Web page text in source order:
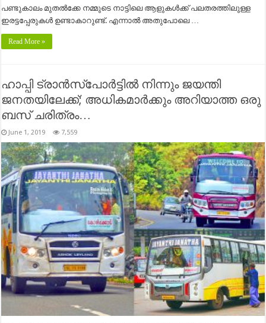
പണ്ടുകാലം മുതൽക്കേ നമ്മുടെ നാട്ടിലെ ആളുകൾക്ക് പലതരത്തിലുള്ള
ഇരട്ടപ്പേരുകൾ ഉണ്ടാകാറുണ്ട്. എന്നാൽ അതുപോലെ …
Read More »
ഹാപ്പി ട്രാൻസ്പോർട്ടിൽ നിന്നും ജയന്തി
ജനതയിലേക്ക്; അധികമാർക്കും അറിയാത്ത ഒരു
ബസ് ചരിത്രം…
June 1, 2019 7,559